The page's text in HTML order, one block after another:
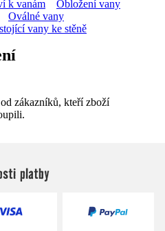
k vanám
Obložení vany
Oválné vany
vany ke stěně
zákazníků, kteří zboží
platby